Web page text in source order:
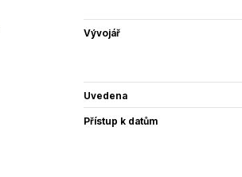
Vývojář
Uvedena
Přístup k datům